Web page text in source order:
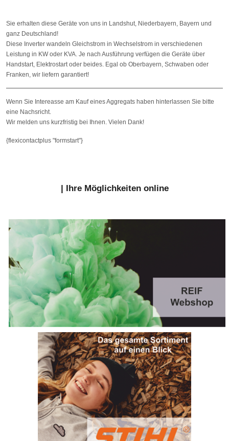
Sie erhalten diese Geräte von uns in Landshut, Niederbayern, Bayern und
ganz Deutschland!
Diese Inverter wandeln Gleichstrom in Wechselstrom in verschiedenen
Leistung in KW oder KVA. Je nach Ausführung verfügen die Geräte über
Handstart, Elektrostart oder beides. Egal ob Oberbayern, Schwaben oder
Franken, wir liefern garantiert!
Wenn Sie Intereasse am Kauf eines Aggregats haben hinterlassen Sie bitte
eine Nachsricht.
Wir melden uns kurzfristig bei Ihnen. Vielen Dank!
{flexicontactplus "formstart"}
| Ihre Möglichkeiten online